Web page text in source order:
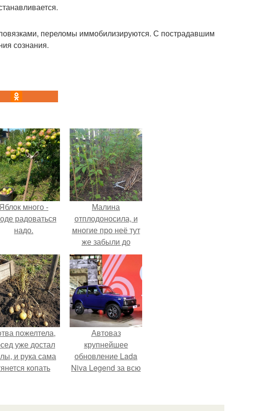
переломы иммобилизируются. С пострадавшим
сознания.
Яблок много -
радоваться
надо.
Малина
отплодоносила, и
многие про неё тут
же забыли до
следующего лета.
пожелтела,
уже достал
и рука сама
копать
Автоваз
крупнейшее
обновление Lada
Niva Legend за всю